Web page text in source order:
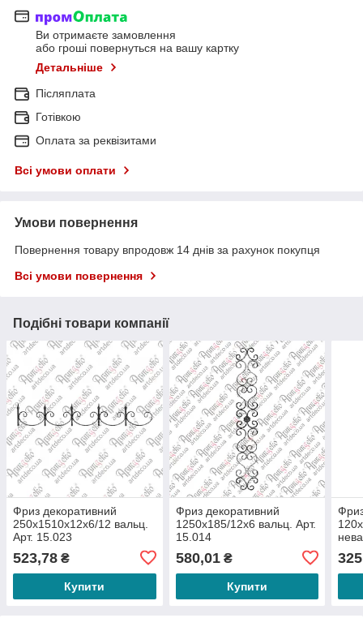
Ви отримаєте замовлення
або гроші повернуться на вашу картку
Детальніше
Післяплата
Готівкою
Оплата за реквізитами
Всі умови оплати
Умови повернення
Повернення товару впродовж 14 днів за рахунок покупця
Всі умови повернення
Подібні товари компанії
Фриз декоративний
250х1510х12х6/12 вальц.
Арт. 15.023
523,78 ₴
Купити
Фриз декоративний
1250х185/12х6 вальц. Арт.
15.014
580,01₴
Купити